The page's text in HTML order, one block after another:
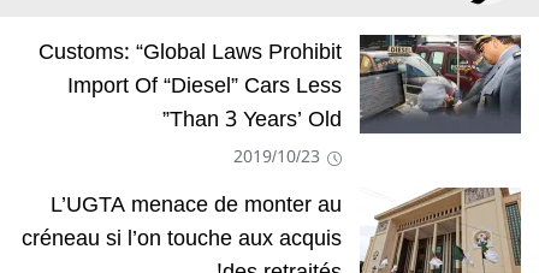
Customs: “Global Laws Prohibit
Import Of “Diesel” Cars Less
Than 3 Years’ Old”
2019/10/23
L’UGTA menace de monter au
créneau si l’on touche aux acquis